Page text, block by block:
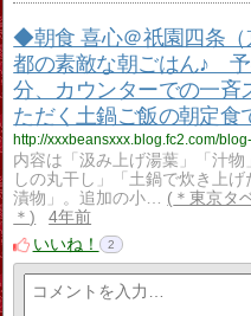
◆朝食 喜心＠祇園四条
都の素敵な朝ごはん♪
分、カウンターでの一斉
ただく土鍋ご飯の朝定食
http://xxxbeansxxx.blog.fc2.com/
内容は「汲み上げ湯葉」「汁物
しの丸干し」「土鍋で炊き上
漬物」。追加の小…
＊東京タ
＊
4年前
いいね！
2